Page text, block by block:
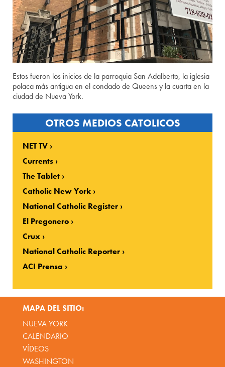
Estos fueron los inicios de la parroquia San Adalberto, la iglesia
polaca más antigua en el condado de Queens y la cuarta en la
ciudad de Nueva York.
OTROS MEDIOS CATOLICOS
NET TV
Currents
The Tablet
Catholic New York
National Catholic Register
El Pregonero
Crux
National Catholic Reporter
ACI Prensa
MAPA DEL SITIO:
NUEVA YORK
CALENDARIO
VÍDEOS
WASHINGTON